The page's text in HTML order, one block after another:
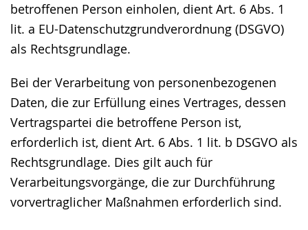
betroffenen Person einholen, dient Art. 6 Abs. 1
lit. a EU-Datenschutzgrundverordnung (DSGVO)
als Rechtsgrundlage.
Bei der Verarbeitung von personenbezogenen
Daten, die zur Erfüllung eines Vertrages, dessen
Vertragspartei die betroffene Person ist,
erforderlich ist, dient Art. 6 Abs. 1 lit. b DSGVO als
Rechtsgrundlage. Dies gilt auch für
Verarbeitungsvorgänge, die zur Durchführung
vorvertraglicher Maßnahmen erforderlich sind.